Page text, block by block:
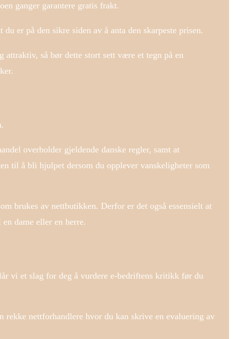
ganger garantere gratis frakt.
er på den sikre siden av å anta den skarpeste prisen.
så bør dette stort sett være et tegn på en
overholder gjeldende danske regler, samt at
til å bli hjulpet dersom du opplever vanskeligheter som
brukes av nettbutikken. Derfor er det også essensielt at
dame eller en herre.
vi et slag for deg å vurdere e-bedriftens kritikk før du
nettforhandlere hvor du kan skrive en evaluering av